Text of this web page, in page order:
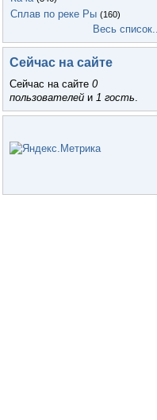
Сплав по реке Ры (160)
Весь список...
Сейчас на сайте
Сейчас на сайте 0
пользователей и 1 гость.